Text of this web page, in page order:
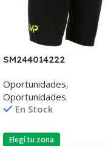
SM244014222
Oportunidades,
Oportunidades
En Stock
Elegí tu zona